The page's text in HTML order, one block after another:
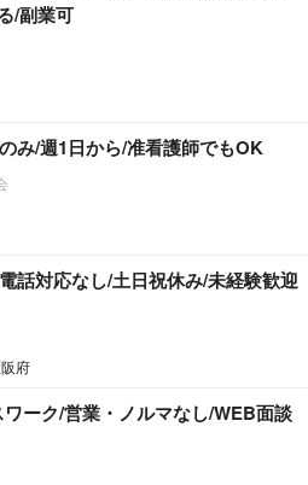
/副業可
み/週1日から/准看護師でもOK
話対応なし/土日祝休み/未経験歓迎
府
ーク/営業・ノルマなし/WEB面談